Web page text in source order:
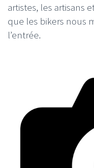
artistes, les artisans
que les bikers nous
l’entrée.